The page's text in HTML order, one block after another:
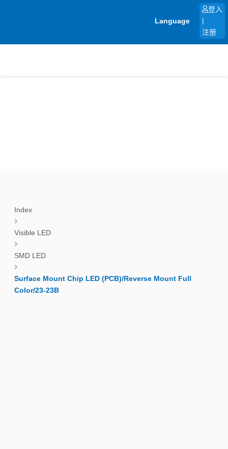
Language
登入
注册
Index
Visible LED
SMD LED
Surface Mount Chip LED (PCB)/Reverse Mount Full
Color/23-23B